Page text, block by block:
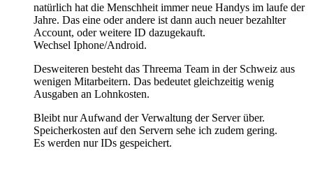
natürlich hat die Menschheit immer neue Handys im laufe der
Jahre. Das eine oder andere ist dann auch neuer bezahlter
Account, oder weitere ID dazugekauft.
Wechsel Iphone/Android.
Desweiteren besteht das Threema Team in der Schweiz aus
wenigen Mitarbeitern. Das bedeutet gleichzeitig wenig
Ausgaben an Lohnkosten.
Bleibt nur Aufwand der Verwaltung der Server über.
Speicherkosten auf den Servern sehe ich zudem gering.
Es werden nur IDs gespeichert.